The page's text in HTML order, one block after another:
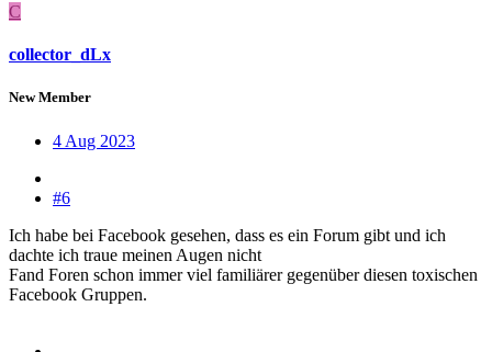
C
collector_dLx
New Member
4 Aug 2023
#6
Ich habe bei Facebook gesehen, dass es ein Forum gibt und ich
dachte ich traue meinen Augen nicht
Fand Foren schon immer viel familiärer gegenüber diesen toxischen
Facebook Gruppen.